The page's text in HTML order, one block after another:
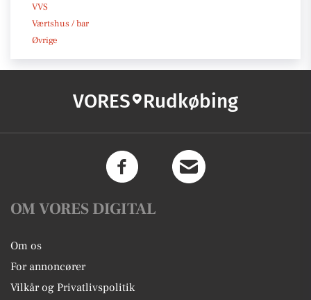
VVS
Værtshus / bar
Øvrige
VORES Rudkøbing
OM VORES DIGITAL
Om os
For annoncører
Vilkår og Privatlivspolitik